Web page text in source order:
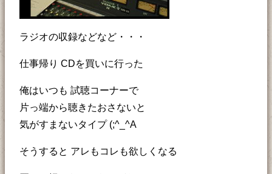
ラジオの収録などなど・・・
仕事帰り CDを買いに行った
俺はいつも 試聴コーナーで
片っ端から聴きたおさないと
気がすまないタイプ (;^_^A
そうすると アレもコレも欲しくなる